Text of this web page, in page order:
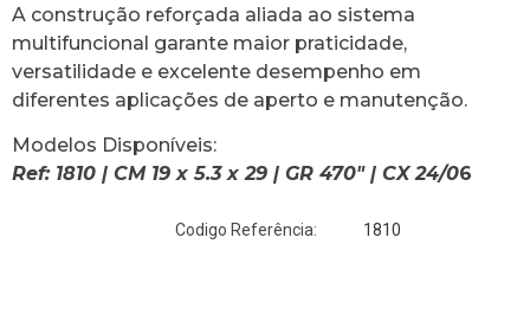
A construção reforçada aliada ao sistema
multifuncional garante maior praticidade,
versatilidade e excelente desempenho em
diferentes aplicações de aperto e manutenção.
Modelos Disponíveis:
Ref: 1810 | CM 19 x 5.3 x 29 | GR 470″ | CX 24/06
Codigo Referência: 1810